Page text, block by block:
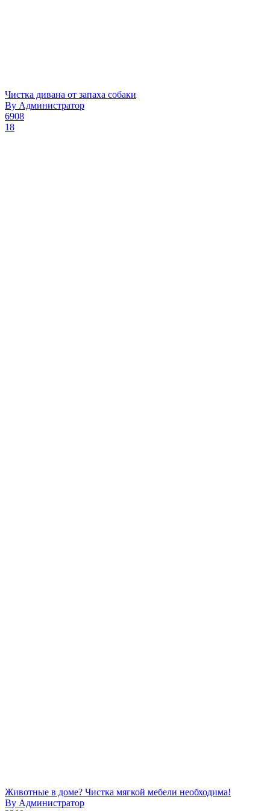
Чистка дивана от запаха собаки
By Администратор
6908
18
Животные в доме? Чистка мягкой мебели необходима!
By Администратор